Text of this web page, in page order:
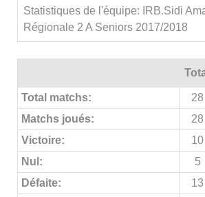
Statistiques de l'équipe: IRB.Sidi
Régionale 2 A Seniors 2017/2018
Total matchs: 28
Matchs joués:
28
Victoire:
10
Nul:
5
Défaite:
13